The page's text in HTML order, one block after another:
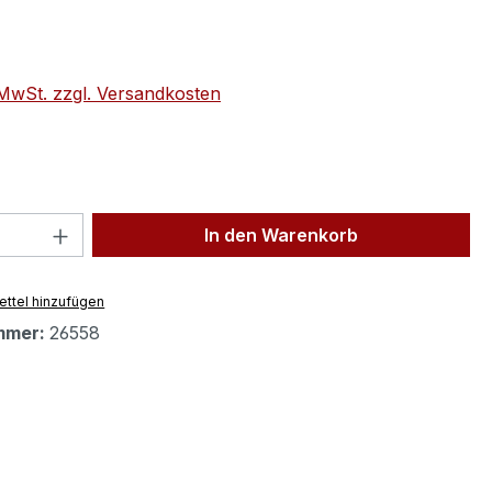
zzgl. Versandkosten
Anzahl: Gib den gewünschten Wert
In den Warenkorb
hinzufügen
26558